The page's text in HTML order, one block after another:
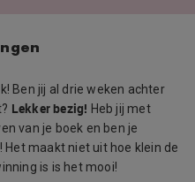
Ben jij al drie weken achter
Lekker bezig! Heb jij met
van je boek en ben je
Het maakt niet uit hoe klein de
is is het mooi!